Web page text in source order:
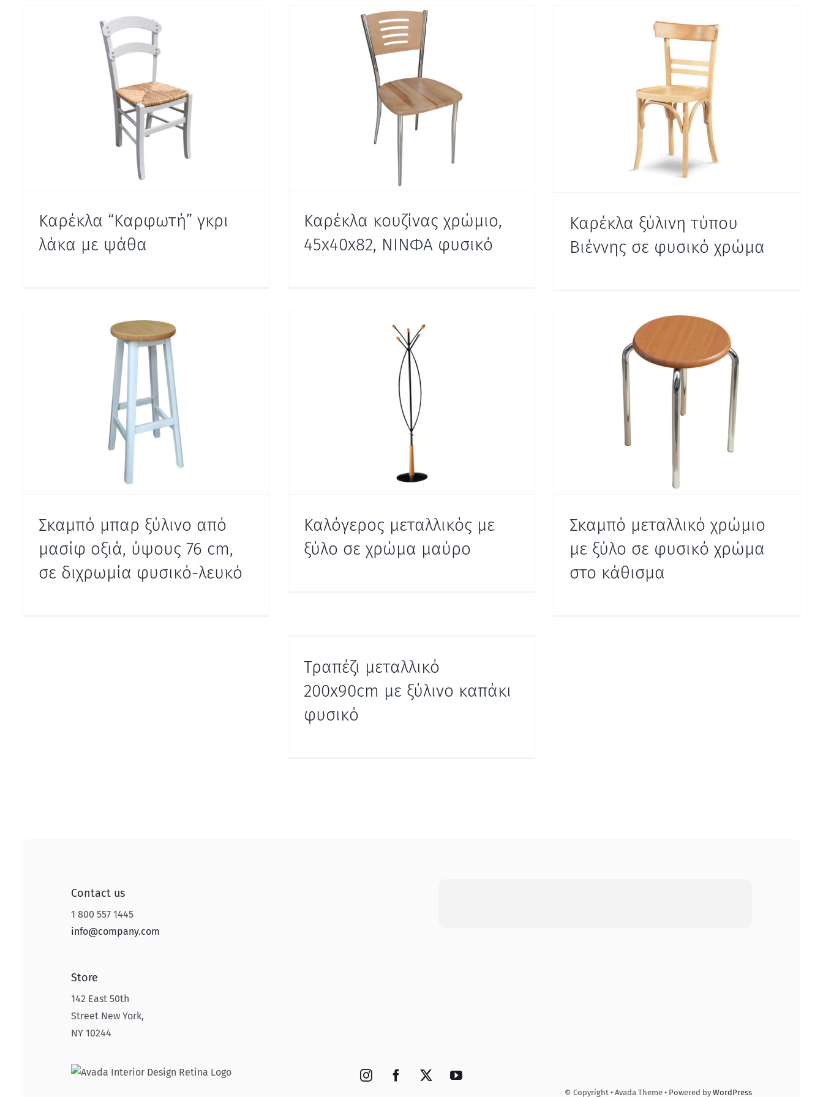
Καρέκλα “Καρφωτή” γκρι
λάκα με ψάθα
Καρέκλα κουζίνας χρώμιο,
45x40x82, ΝΙΝΦΑ φυσικό
Καρέκλα ξύλινη τύπου
Βιέννης σε φυσικό χρώμα
Σκαμπό μπαρ ξύλινο από
μασίφ οξιά, ύψους 76 cm,
σε διχρωμία φυσικό-λευκό
Καλόγερος μεταλλικός με
ξύλο σε χρώμα μαύρο
Σκαμπό μεταλλικό χρώμιο
με ξύλο σε φυσικό χρώμα
στο κάθισμα
Τραπέζι μεταλλικό
200x90cm με ξύλινο καπάκι
φυσικό
Contact us
1 800 557 1445
info@company.com
Store
142 East 50th
Street New York,
NY 10244
© Copyright • Avada Theme • Powered by WordPress